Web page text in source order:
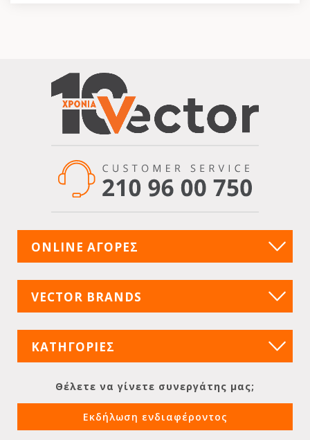
ONLINE ΑΓΟΡΕΣ
VECTOR BRANDS
ΚΑΤΗΓΟΡΙΕΣ
Θέλετε να γίνετε συνεργάτης μας;
Εκδήλωση ενδιαφέροντος